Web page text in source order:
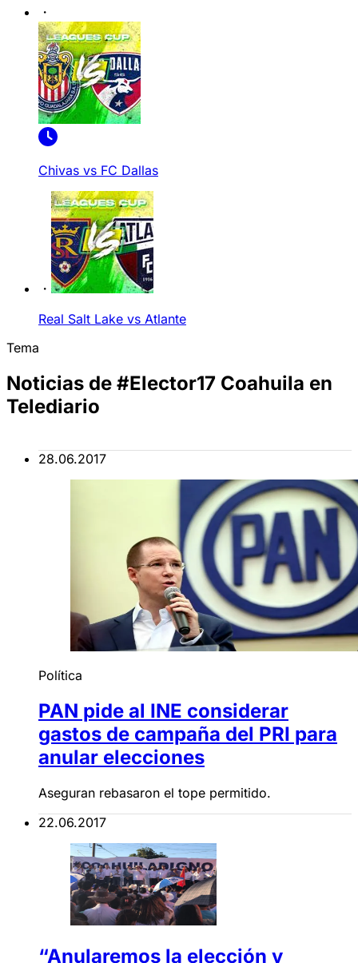
Chivas vs FC Dallas
Real Salt Lake vs Atlante
Tema
Noticias de #Elector17 Coahuila en
Telediario
28.06.2017
Política
PAN pide al INE considerar
gastos de campaña del PRI para
anular elecciones
Aseguran rebasaron el tope permitido.
22.06.2017
“Anularemos la elección y